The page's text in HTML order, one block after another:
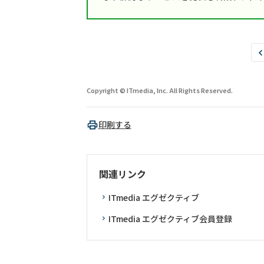
Copyright © ITmedia, Inc. All Rights Reserved.
印刷する
関連リンク
ITmedia エグゼクティブ
ITmedia エグゼクティブ会員登録